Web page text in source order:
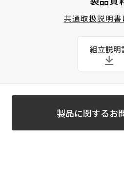
共通取扱説明書
組立説明
製品に関するお